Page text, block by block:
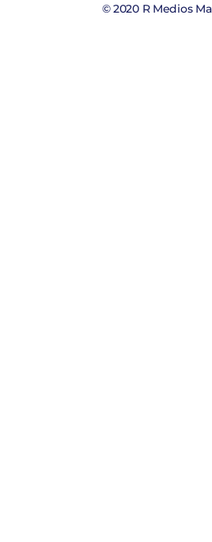
© 2020 R Medios